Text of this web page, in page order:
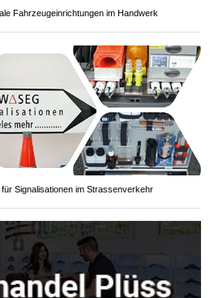
Fahrzeugeinrichtungen im Handwerk
Signalisationen im Strassenverkehr